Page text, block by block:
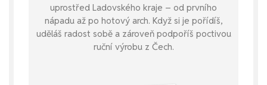
uprostřed Ladovského kraje – od prvního
nápadu až po hotový arch. Když si je pořídíš,
uděláš radost sobě a zároveň podpoříš poctivou
ruční výrobu z Čech.